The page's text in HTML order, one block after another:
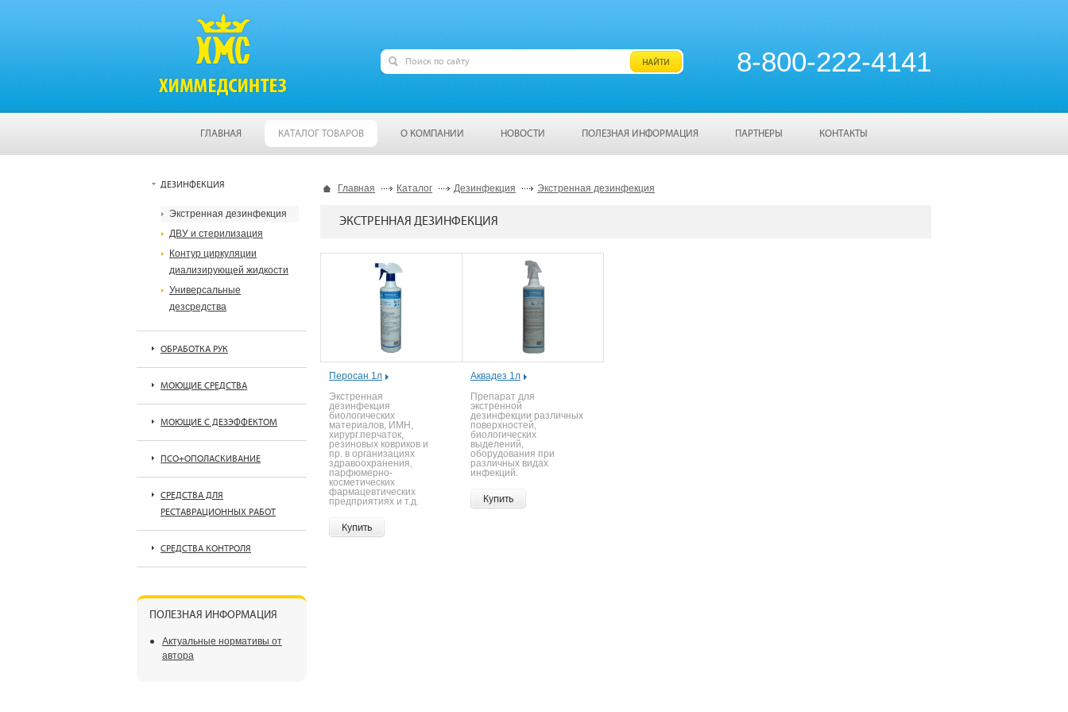
8-800-222-4141
ГЛАВНАЯ КАТАЛОГ ТОВАРОВ О КОМПАНИИ НОВОСТИ ПОЛЕЗНАЯ ИНФОРМАЦИЯ ПАРТНЕРЫ КОНТАКТЫ
Главная Каталог Дезинфекция Экстренная дезинфекция
ЭКСТРЕННАЯ ДЕЗИНФЕКЦИЯ
Перосан 1л
Экстренная
дезинфекция
биологических
материалов, ИМН,
хирург.перчаток,
резиновых ковриков и
пр. в организациях
здравоохранения,
парфюмерно-
косметических
фармацевтических
предприятиях и т.д.
Купить
Аквадез 1л
Препарат для
экстренной
дезинфекции различных
поверхностей,
биологических
выделений,
оборудования при
различных видах
инфекций.
Купить
ДЕЗИНФЕКЦИЯ
Экстренная дезинфекция
ДВУ и стерилизация
Контур циркуляции
диализирующей жидкости
Универсальные
дезсредства
ОБРАБОТКА РУК
МОЮЩИЕ СРЕДСТВА
МОЮЩИЕ С ДЕЗЭФФЕКТОМ
ПСО+ОПОЛАСКИВАНИЕ
СРЕДСТВА ДЛЯ
РЕСТАВРАЦИОННЫХ РАБОТ
СРЕДСТВА КОНТРОЛЯ
ПОЛЕЗНАЯ ИНФОРМАЦИЯ
Актуальные нормативы от
автора